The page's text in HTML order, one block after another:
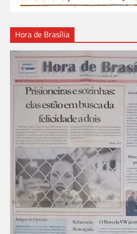
Hora de Brasília